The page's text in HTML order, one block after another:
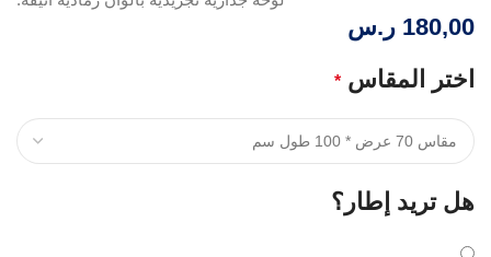
180,00 ر.س
اختر المقاس *
هل تريد إطار؟